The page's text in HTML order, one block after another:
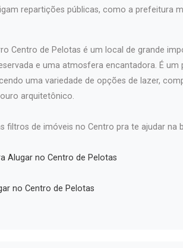
repartições públicas, como a prefeitura
Centro de Pelotas é um local de grande
e uma atmosfera encantadora. É
uma variedade de opções de lazer,
arquitetônico.
filtros de imóveis no Centro pra te ajudar na
Alugar no Centro de Pelotas
no Centro de Pelotas